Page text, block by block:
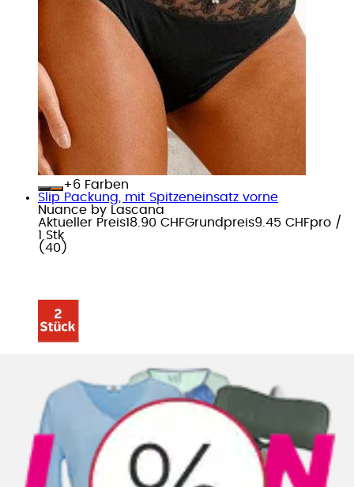
+
Farben
Slip Packung, mit Spitzeneinsatz vorne
Nuance by Lascana
Aktueller Preis18.90 CHFGrundpreis9.45 CHFpro /
1 Stk
( 40 )